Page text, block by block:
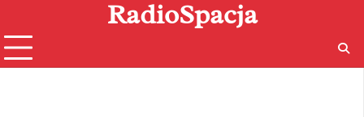
content
RadioSpacja